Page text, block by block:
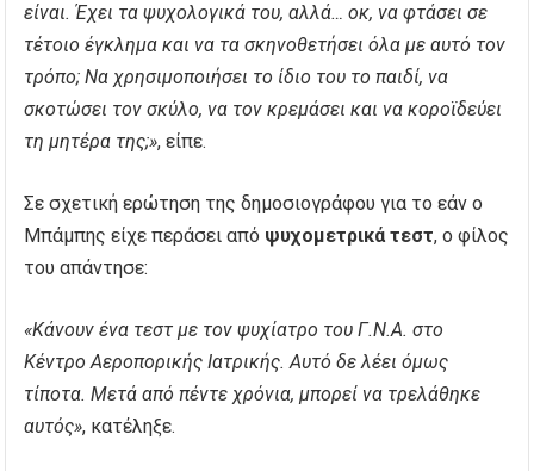
είναι. Έχει τα ψυχολογικά του, αλλά… οκ, να φτάσει σε
τέτοιο έγκλημα και να τα σκηνοθετήσει όλα με αυτό τον
τρόπο; Να χρησιμοποιήσει το ίδιο του το παιδί, να
σκοτώσει τον σκύλο, να τον κρεμάσει και να κοροϊδεύει
τη μητέρα της;», είπε.
Σε σχετική ερώτηση της δημοσιογράφου για το εάν ο
Μπάμπης είχε περάσει από ψυχομετρικά τεστ, ο φίλος
του απάντησε:
«Κάνουν ένα τεστ με τον ψυχίατρο του Γ.Ν.Α. στο
Κέντρο Αεροπορικής Ιατρικής. Αυτό δε λέει όμως
τίποτα. Μετά από πέντε χρόνια, μπορεί να τρελάθηκε
αυτός», κατέληξε.